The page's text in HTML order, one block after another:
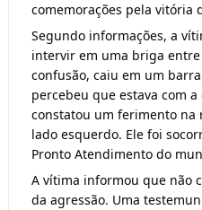
comemorações pela vitória
Segundo informações, a
intervir em uma briga
confusão, caiu em um
percebeu que estava com
constatou um ferimento na
lado esquerdo. Ele foi
Pronto Atendimento do
A vítima informou que não
da agressão. Uma